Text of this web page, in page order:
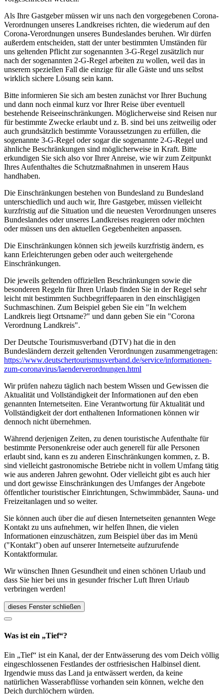
Als Ihre Gastgeber müssen wir uns nach den vorgegebenen Corona-
Verordnungen unseres Landkreises richten, die wiederum auf den
Corona-Verordnungen unseres Bundeslandes beruhen. Wir dürfen
außerdem entscheiden, statt der unter bestimmten Umständen für
uns geltenden Pflicht zur sogenannten 3-G-Regel zusätzlich nur
nach der sogenannten 2-G-Regel arbeiten zu wollen, weil das in
unserem speziellen Fall die einzige für alle Gäste und uns selbst
wirklich sichere Lösung sein kann.
Bitte informieren Sie sich am besten zunächst vor Ihrer Buchung
und dann noch einmal kurz vor Ihrer Reise über eventuell
bestehende Reiseeinschränkungen. Möglicherweise sind Reisen nur
für bestimmte Zwecke erlaubt und z. B. sind bei uns zeitweilig oder
auch grundsätzlich bestimmte Voraussetzungen zu erfüllen, die
sogenannte 3-G-Regel oder sogar die sogenannte 2-G-Regel und
ähnliche Beschränkungen sind möglicherweise in Kraft. Bitte
erkundigen Sie sich also vor Ihrer Anreise, wie wir zum Zeitpunkt
Ihres Aufenthaltes die Schutzmaßnahmen in unserem Haus
handhaben.
Die Einschränkungen bestehen von Bundesland zu Bundesland
unterschiedlich und auch wir, Ihre Gastgeber, müssen vielleicht
kurzfristig auf die Situation und die neuesten Verordnungen unseres
Bundeslandes oder unseres Landkreises reagieren oder möchten
oder müssen uns den aktuellen Gegebenheiten anpassen.
Die Einschränkungen können sich jeweils kurzfristig ändern, es
kann Erleichterungen geben oder auch weitergehende
Einschränkungen.
Die jeweils geltenden offiziellen Beschränkungen sowie die
besonderen Regeln für Ihren Urlaub finden Sie in der Regel sehr
leicht mit bestimmten Suchbegriffepaaren in den einschlägigen
Suchmaschinen. Zum Beispiel geben Sie ein "In welchem
Landkreis liegt Ortsname?" und dann geben Sie ein "Corona
Verordnung Landkreis".
Der Deutsche Tourismusverband (DTV) hat die in den
Bundesländern derzeit geltenden Verordnungen zusammengetragen:
https://www.deutscher­tourismusverband.de/­service/­informationen-
zum-coronavirus/­laenderverordnungen.html
Wir prüfen nahezu täglich nach bestem Wissen und Gewissen die
Aktualität und Vollständigkeit der Informationen auf den eben
genannten Internetseiten. Eine Verantwortung für Aktualität und
Vollständigkeit der dort enthaltenen Informationen können wir
dennoch nicht übernehmen.
Während derjenigen Zeiten, zu denen touristische Aufenthalte für
bestimmte Personenkreise oder auch generell für alle Personen
erlaubt sind, kann es zu anderen Einschränkungen kommen, z. B.
sind vielleicht gastronomische Betriebe nicht in vollem Umfang tätig
wie aus anderen Jahren gewohnt. Oder vielleicht gibt es auch hier
und dort gewisse Einschränkungen des Umfanges der Angebote
öffentlicher touristischer Einrichtungen, Schwimmbäder, Sauna- und
Freizeitanlagen und so weiter.
Sie können auch über die auf diesen Internetseiten genannten Wege
Kontakt zu uns aufnehmen, wir helfen Ihnen, die vielen
Informationen einzuschätzen, zum Beispiel über das im Menü
("Kontakt") oben auf unserer Internetseite aufzurufende
Kontaktformular.
Wir wünschen Ihnen Gesundheit und einen schönen Urlaub und
dass Sie hier bei uns in gesunder frischer Luft Ihren Urlaub
verbringen werden!
dieses Fenster schließen
Was ist ein „Tief“?
Ein „Tief“ ist ein Kanal, der der Entwässerung des vom Deich völlig
eingeschlossenen Festlandes der ostfriesischen Halbinsel dient.
Irgendwie muss das Land ja entwässert werden, da keine
natürlichen Wasserabflüsse vorhanden sein können, welche den
Deich durchlöchern würden.